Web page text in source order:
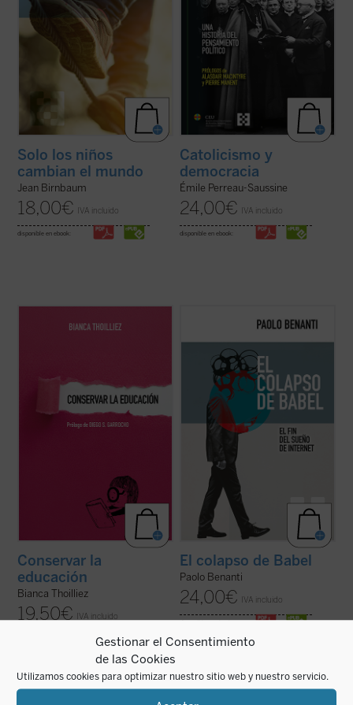
Gestionar el Consentimiento
de las Cookies
Utilizamos cookies para optimizar nuestro sitio web y nuestro servicio.
Solo los niños
cambian el mundo
Jean Birnbaum
18,00€ IVA incluido
disponible en ebook:
Catolicismo y
democracia
Émile Perreau-Saussine
24,00€ IVA incluido
disponible en ebook:
respirar hondo y repensar el rumbo de la
(ver ficha)
Conservar la
educación
Bianca Thoilliez
19,50€ IVA incluido
, el teólogo y experto
en ética digital Paolo Benanti nos invita a
digital. Es una invitación a pensar en el
papel de la tecnología en nuestras vidas y
en la construcción ... (ver ficha)
El colapso de Babel
Paolo Benanti
24,00€ IVA incluido
disponible en ebook: